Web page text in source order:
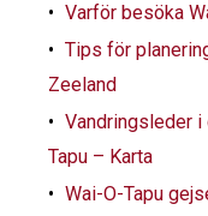
Varför besöka
Tips för
Zeeland
Vandringsleder i
Tapu – Karta
Wai-O-Tapu